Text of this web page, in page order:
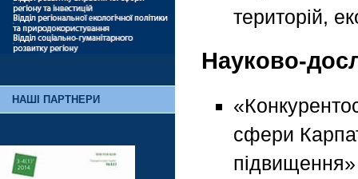
НАШІ ПАРТНЕРИ
територій,
Науково-
сфери